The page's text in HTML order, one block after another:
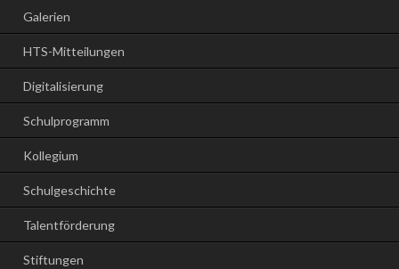
Galerien
HTS-Mitteilungen
Digitalisierung
Schulprogramm
Kollegium
Schulgeschichte
Talentförderung
Stiftungen